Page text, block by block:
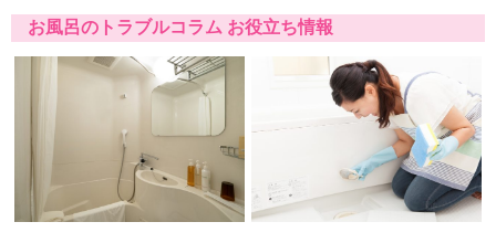
済、QR決済など、お客さまのご都合に合わせ
た方法をお選びいただけます。
お風呂のトラブルコラム お役立ち情報